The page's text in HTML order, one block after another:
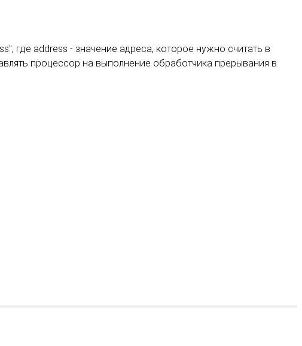
где address - значение адреса, которое нужно считать в
процессор на выполнение обработчика прерывания в